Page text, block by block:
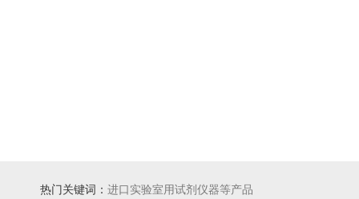
热门关键词： 进口实验室用试剂仪器等产品